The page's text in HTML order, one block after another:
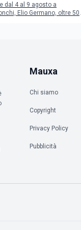
dal 4 al 9 agosto a
Elio Germano, oltre 50
Mauxa
Chi siamo
Copyright
Privacy Policy
Pubblicità